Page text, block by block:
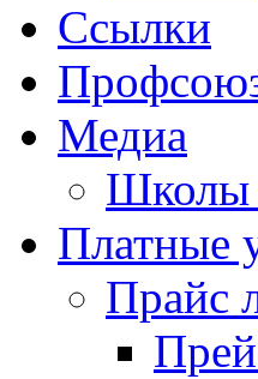
Ссылки
Медиа
Школы
Платные
Прайс